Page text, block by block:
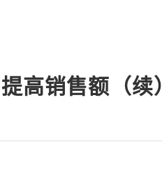
高销售额（续）